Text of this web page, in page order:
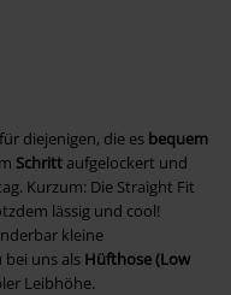
diejenigen, die es bequem
Schritt aufgelockert und
Kurzum: Die Straight Fit
lässig und cool!
kleine
bei uns als Hüfthose (Low
Leibhöhe.